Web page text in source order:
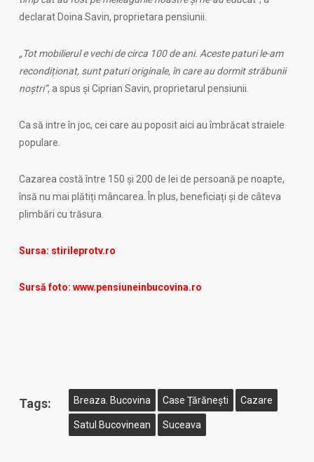
declarat Doina Savin, proprietara pensiunii.
„Tot mobilierul e vechi de circa 100 de ani. Aceste paturi le-am
recondiționat, sunt paturi originale, în care au dormit străbunii
noștri”, a spus și Ciprian Savin, proprietarul pensiunii.
Ca să intre în joc, cei care au poposit aici au îmbrăcat straiele
populare.
Cazarea costă între 150 și 200 de lei de persoană pe noapte,
însă nu mai plătiți mâncarea. În plus, beneficiați și de câteva
plimbări cu trăsura.
Sursa: stirileprotv.ro
Sursă foto: www.pensiuneinbucovina.ro
Tags: Breaza. Bucovina Case Țărănești Cazare
Satul Bucovinean Suceava